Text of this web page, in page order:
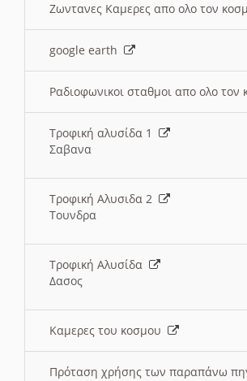
Ζωντανες Καμερες απο ολο τον
google earth
Ραδιοφωνικοι σταθμοι απο ολο τον
Τροφική αλυσίδα 1
Σαβανα
Τροφική Αλυσιδα 2
Τουνδρα
Τροφική Αλυσίδα
Δασος
Καμερες του κοσμου
Πρόταση χρήσης των παραπάνω